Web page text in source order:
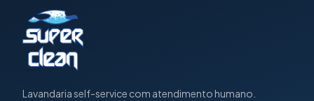
Lavandaria self-service com atendimento humano.